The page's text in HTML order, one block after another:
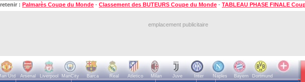
: Palmarès Coupe du Monde - Classement des BUTEURS Coupe du Monde - TABLEAU PHASE FINALE
emplacement publicitaire
Utd Arsenal Liverpool ManCity Barca Real Atletico Milan Juve Inter Naples Bayern
Dortmund